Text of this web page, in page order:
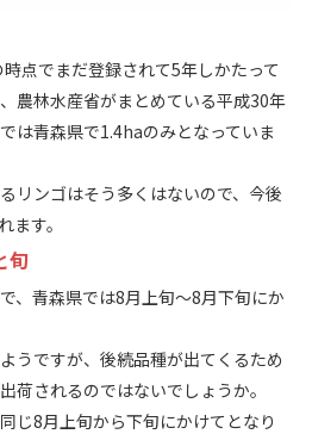
点でまだ登録されて5年しかたって
農林水産省がまとめている平成30年
は青森県で1.4haのみとなっていま
リンゴはそう多くはないので、今後
ます。
旬
、青森県では8月上旬～8月下旬にか
うですが、後続品種が出てくるため
荷されるのではないでしょうか。
じ8月上旬から下旬にかけてとなり